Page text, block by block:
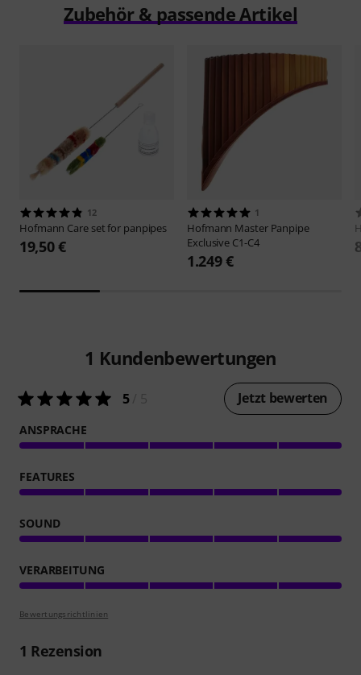
Zubehör & passende Artikel
12
Hofmann Care set for panpipes
19,50 €
1
Hofmann Master Panpipe
Exclusive C1-C4
1.249 €
1 Kundenbewertungen
5/ 5 Jetzt bewerten
ANSPRACHE
FEATURES
SOUND
VERARBEITUNG
Bewertungsrichtlinien
1 Rezension